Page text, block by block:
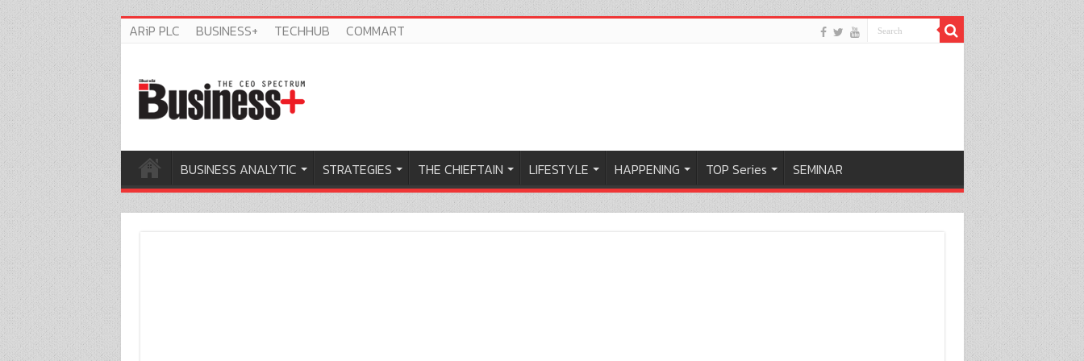
ARiP PLC BUSINESS+ TECHHUB COMMART
BUSINESS ANALYTIC STRATEGIES THE CHIEFTAIN LIFESTYLE HAPPENING TOP Series SEMINAR